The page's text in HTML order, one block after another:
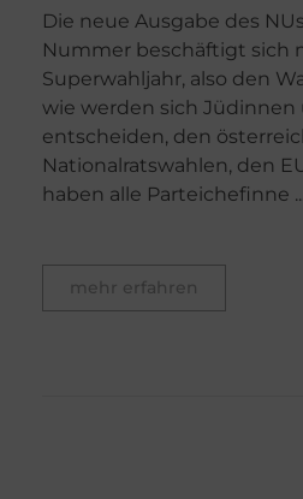
Die neue Ausgabe des
Nummer beschäftigt sich
Superwahljahr, also den
wie werden sich Jüdinnen
entscheiden, den
Nationalratswahlen, den
haben alle Parteichefinne ...
mehr erfahren